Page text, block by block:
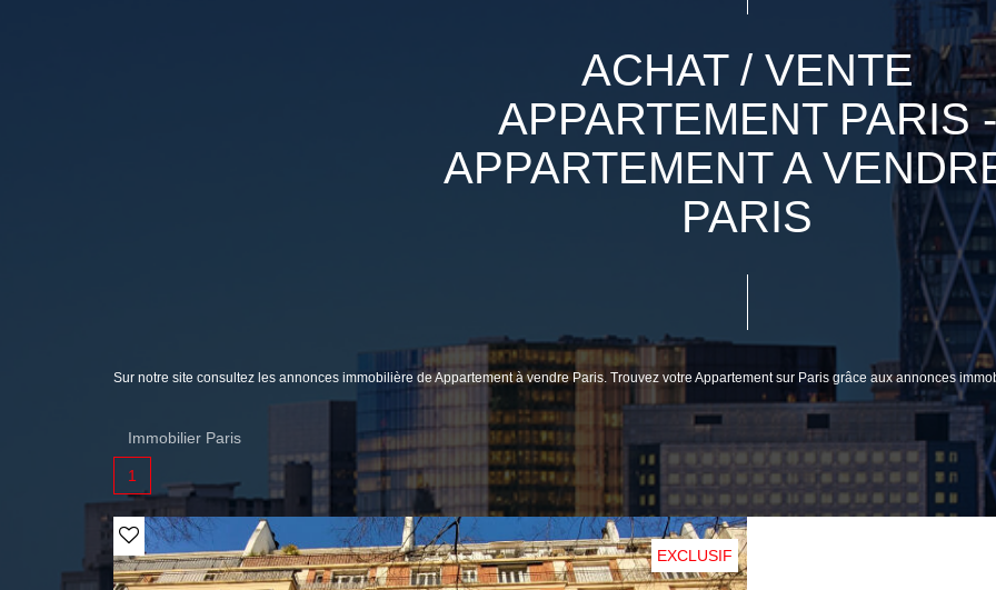
ACHAT / VENTE
APPARTEMENT PARIS -
APPARTEMENT A
PARIS
Sur notre site consultez les annonces immobilière de Appartement à vendre Paris. Trouvez votre Appartement sur Paris grâce aux annonces
Immobilier Paris
1
EXCLUSIF